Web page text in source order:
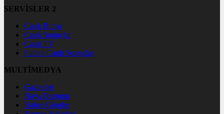
SERVİSLER 2
Canlı Borsa
Canlı Sonuçlar
Canlı TV
Futbol Canlı Sonuçlar
MULTİMEDYA
Gazeteler
Hava Durumu
Haber Gönder